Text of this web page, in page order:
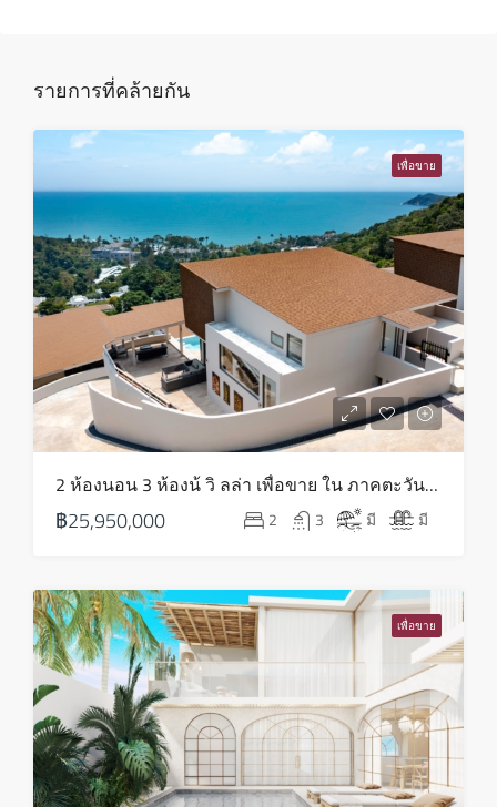
12
พฤหัส
13
ส.ค.
ศุกร์
14
ส.ค.
15
ส.ค.
อาทิตย์
16
ส.ค.
จันทร์
17
ส.ค.
รายการที่คล้ายกัน
เพื่อขาย
2 ห้องนอน 3 ห้องน้ วิ ลล่า เพื่อขาย ใน ภาคตะวันออกเฉียงเหนือ – HS0819
฿25,950,000 2 3 มี มี
เพื่อขาย